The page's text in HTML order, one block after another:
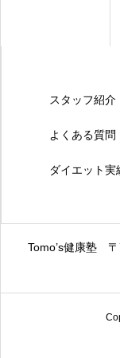
スタッフ紹介
よくある質問
ダイエット実
Tomo’s健康塾